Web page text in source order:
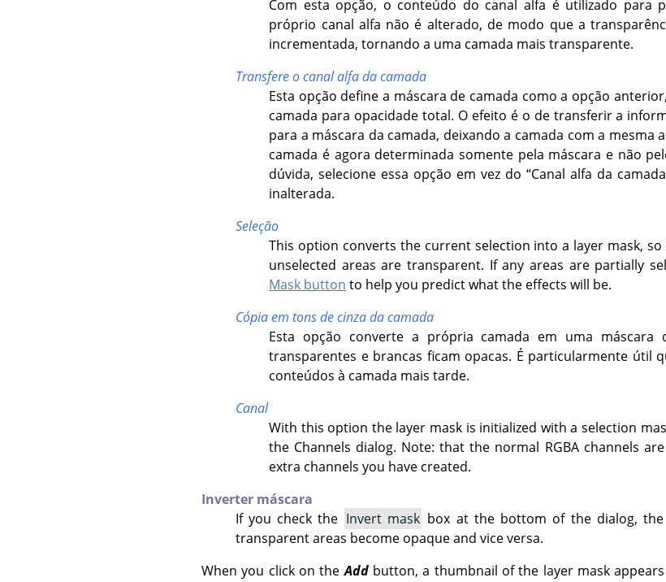
Com esta opção, o conteúdo do canal alfa é utilizado para
próprio canal alfa não é alterado, de modo que a
incrementada, tornando a uma camada mais transparente.
Transfere o canal alfa da camada
Esta opção define a máscara de camada como a opção
camada para opacidade total. O efeito é o de transferir a
para a máscara da camada, deixando a camada com a mesma
camada é agora determinada somente pela máscara e não
dúvida, selecione essa opção em vez do“Canal alfa da camada
inalterada.
Seleção
This option converts the current selection into a layer mask,
unselected areas are transparent. If any areas are partially
Mask button to help you predict what the effects will be.
Cópia em tons de cinza da camada
Esta opção converte a própria camada em uma máscara
transparentes e brancas ficam opacas. É particularmente útil
conteúdos à camada mais tarde.
Canal
With this option the layer mask is initialized with a selection
the Channels dialog. Note: that the normal RGBA channels
extra channels you have created.
Inverter máscara
If you check the Invert mask box at the bottom of the dialog,
transparent areas become opaque and vice versa.
When you click on theAddbutton, a thumbnail of the layer mask